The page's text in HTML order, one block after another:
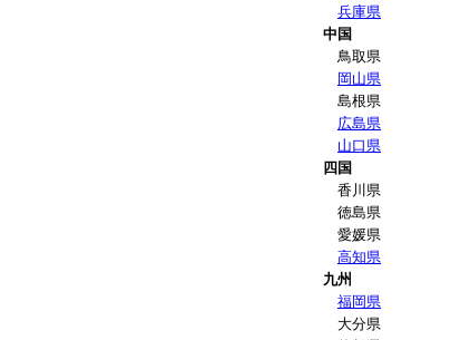
兵庫県
中国
鳥取県
岡山県
島根県
広島県
山口県
四国
香川県
徳島県
愛媛県
高知県
九州
福岡県
大分県